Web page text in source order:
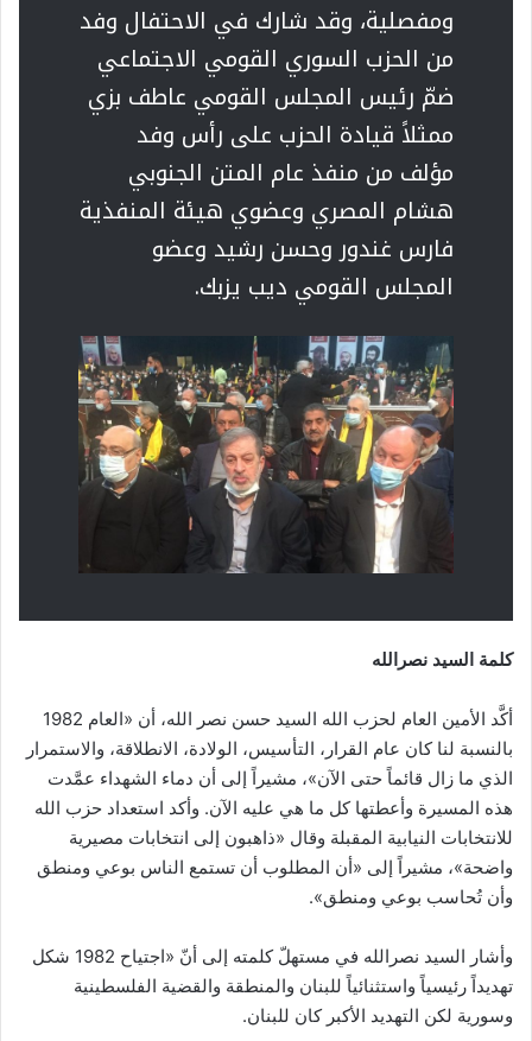
ومفصلية، وقد شارك في الاحتفال وفد
من الحزب السوري القومي الاجتماعي
ضمّ رئيس المجلس القومي عاطف بزي
ممثلاً قيادة الحزب على رأس وفد
مؤلف من منفذ عام المتن الجنوبي
هشام المصري وعضوي هيئة المنفذية
فارس غندور وحسن رشيد وعضو
المجلس القومي ديب يزبك.
كلمة السيد نصرالله
أكَّد الأمين العام لحزب الله السيد حسن نصر الله، أن «العام 1982
بالنسبة لنا كان عام القرار، التأسيس، الولادة، الانطلاقة، والاستمرار
الذي ما زال قائماً حتى الآن»، مشيراً إلى أن دماء الشهداء عمَّدت
هذه المسيرة وأعطتها كل ما هي عليه الآن. وأكد استعداد حزب الله
للانتخابات النيابية المقبلة وقال «ذاهبون إلى انتخابات مصيرية
واضحة»، مشيراً إلى «أن المطلوب أن تستمع الناس بوعي ومنطق
وأن تُحاسب بوعي ومنطق».
وأشار السيد نصرالله في مستهلّ كلمته إلى أنّ «اجتياح 1982 شكل
تهديداً رئيسياً واستثنائياً للبنان والمنطقة والقضية الفلسطينية
وسورية لكن التهديد الأكبر كان للبنان.